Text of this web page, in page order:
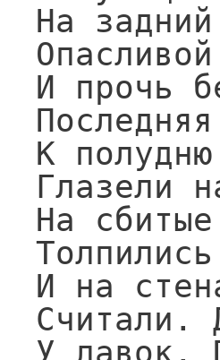
На
И прочь
К
Глазели
На
И на
Считали.